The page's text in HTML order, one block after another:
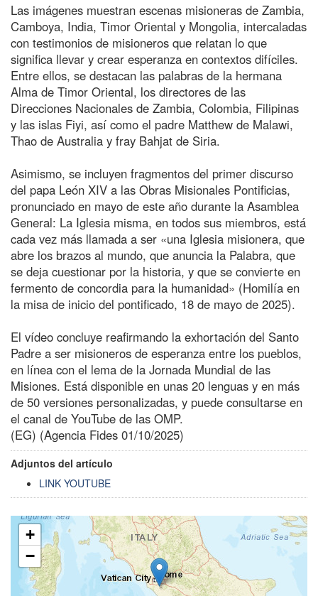
Las imágenes muestran escenas misioneras de Zambia,
Camboya, India, Timor Oriental y Mongolia, intercaladas
con testimonios de misioneros que relatan lo que
significa llevar y crear esperanza en contextos difíciles.
Entre ellos, se destacan las palabras de la hermana
Alma de Timor Oriental, los directores de las
Direcciones Nacionales de Zambia, Colombia, Filipinas
y las islas Fiyi, así como el padre Matthew de Malawi,
Thao de Australia y fray Bahjat de Siria.
Asimismo, se incluyen fragmentos del primer discurso
del papa León XIV a las Obras Misionales Pontificias,
pronunciado en mayo de este año durante la Asamblea
General: La Iglesia misma, en todos sus miembros, está
cada vez más llamada a ser «una Iglesia misionera, que
abre los brazos al mundo, que anuncia la Palabra, que
se deja cuestionar por la historia, y que se convierte en
fermento de concordia para la humanidad» (Homilía en
la misa de inicio del pontificado, 18 de mayo de 2025).
El vídeo concluye reafirmando la exhortación del Santo
Padre a ser misioneros de esperanza entre los pueblos,
en línea con el lema de la Jornada Mundial de las
Misiones. Está disponible en unas 20 lenguas y en más
de 50 versiones personalizadas, y puede consultarse en
el canal de YouTube de las OMP.
(EG) (Agencia Fides 01/10/2025)
Adjuntos del artículo
LINK YOUTUBE
+
−